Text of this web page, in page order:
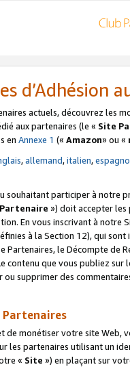
d’Adhésion
actuels, découvrez les
aux partenaires (le « Site
en Annexe 1 (« Amazon» ou «
,allemand,italien,
souhaitant participer à notre
Partenaire ») doit accepter les
En vous inscrivant à notre
à la Section 12), qui
Partenaires, le Décompte de
contenu que vous publiez
supprimer des
Partenaires
de monétiser votre site Web,
les partenaires utilisant un
« Site ») en plaçant sur